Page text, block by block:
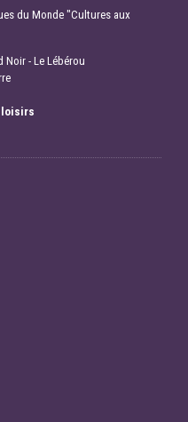
du Monde "Cultures aux
Noir - Le Lébérou
loisirs